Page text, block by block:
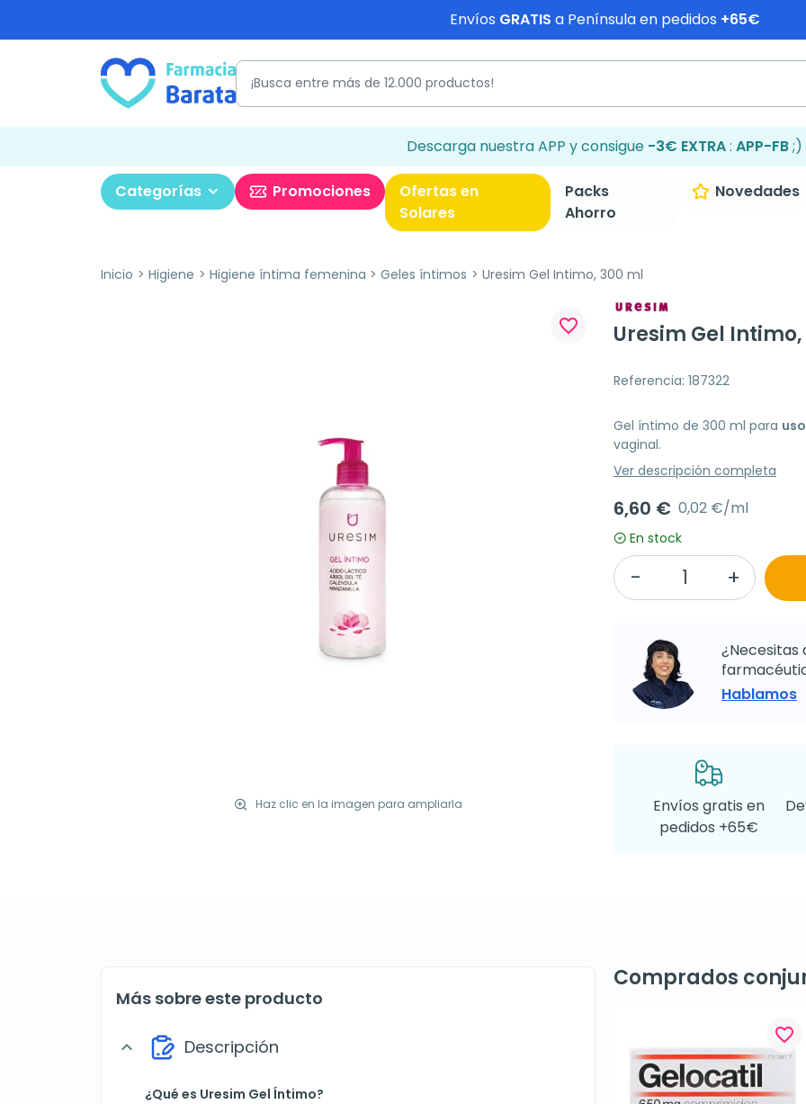
Envíos GRATIS a Península en pedidos +65€
Descarga nuestra APP y consigue -3€ EXTRA: APP-FB;)
Categorías Promociones
Ofertas en
Solares
Packs
Ahorro
Novedades
Inicio Higiene Higiene íntima femenina Geles íntimos Uresim Gel Intimo, 300 ml
Haz clic en la imagen para ampliarla
favorite_border Uresim Gel
Referencia: 187322
Gel íntimo de 300 ml para
vaginal.
Ver descripción completa
6,60 € 0,02 €/ml
En stock
¿Necesitas
Hablamos
Envíos gratis en
pedidos +65€
Más sobre este producto
expand_more Descripción
¿Qué es Uresim Gel Íntimo?
Comprados
favorite_border